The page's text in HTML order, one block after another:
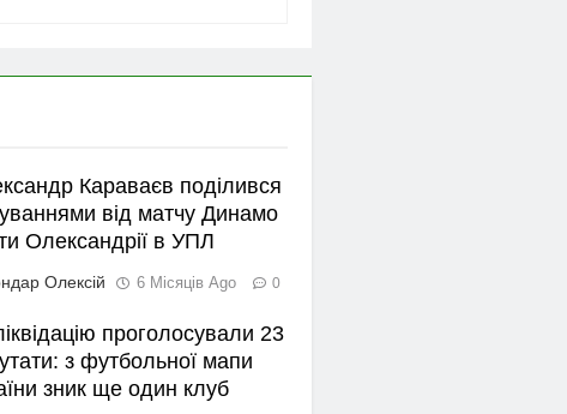
Караваєв поділився
від матчу Динамо
Олександрії в УПЛ
Олексій 6 Місяців Ago 0
проголосували 23
з футбольної мапи
зник ще один клуб